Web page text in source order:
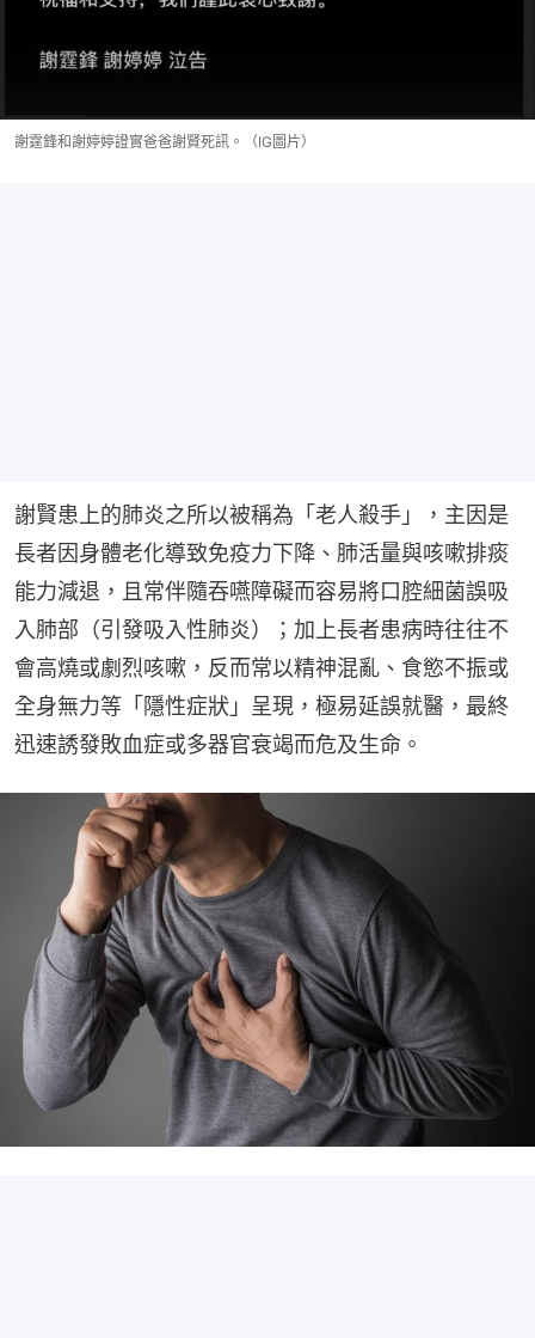
謝霆鋒和謝婷婷證實爸爸謝賢死訊。（IG圖片）
謝賢患上的肺炎之所以被稱為「老人殺手」，主因是
長者因身體老化導致免疫力下降、肺活量與咳嗽排痰
能力減退，且常伴隨吞嚥障礙而容易將口腔細菌誤吸
入肺部（引發吸入性肺炎）；加上長者患病時往往不
會高燒或劇烈咳嗽，反而常以精神混亂、食慾不振或
全身無力等「隱性症狀」呈現，極易延誤就醫，最終
迅速誘發敗血症或多器官衰竭而危及生命。